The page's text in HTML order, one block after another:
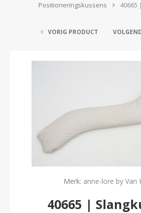
Positioneringskussens
40665
VORIG PRODUCT
Merk: anne-lore by Van
40665 |